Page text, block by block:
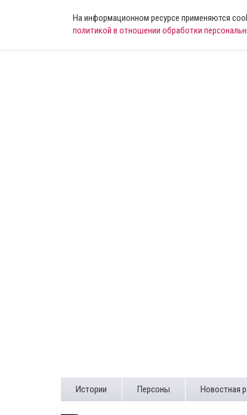
На информационном ресурсе применяются
политикой в отношении обработки
Истории Персоны Новостная